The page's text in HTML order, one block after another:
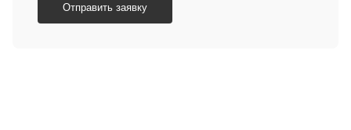
Отправить заявку